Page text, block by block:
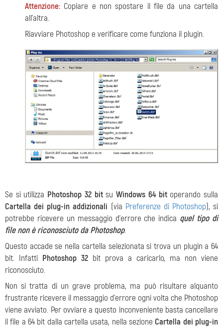
Attenzione: Copiare e non spostare il file da una cartella
all'altra.
Riavviare Photoshop e verificare come funziona il plugin.
Se si utilizza Photoshop 32 bitsuWindows 64 bitoperando sulla
Cartella dei plug-in addizionali (via Preferenze di Photoshop), si
potrebbe ricevere un messaggio d'errore che indica quel tipo di
file non è riconosciuto da Photoshop.
Questo accade se nella cartella selezionata si trova un plugin a 64
bit. Infatti Photoshop 32 bit prova a caricarlo, ma non viene
riconosciuto.
Non si tratta di un grave problema, ma può risultare alquanto
frustrante ricevere il messaggio d'errore ogni volta che Photoshop
viene avviato. Per ovviare a questo inconveniente basta cancellare
il file a 64 bit dalla cartella usata, nella sezioneCartella dei plug-in